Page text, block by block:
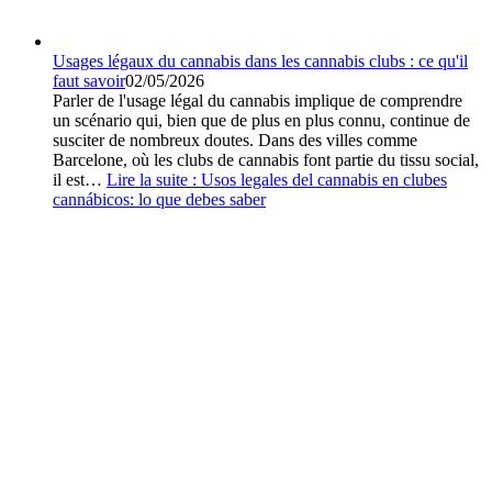
Usages légaux du cannabis dans les cannabis clubs : ce qu'il
faut savoir02/05/2026
Parler de l'usage légal du cannabis implique de comprendre
un scénario qui, bien que de plus en plus connu, continue de
susciter de nombreux doutes. Dans des villes comme
Barcelone, où les clubs de cannabis font partie du tissu social,
il est… Lire la suite : Usos legales del cannabis en clubes
cannábicos: lo que debes saber